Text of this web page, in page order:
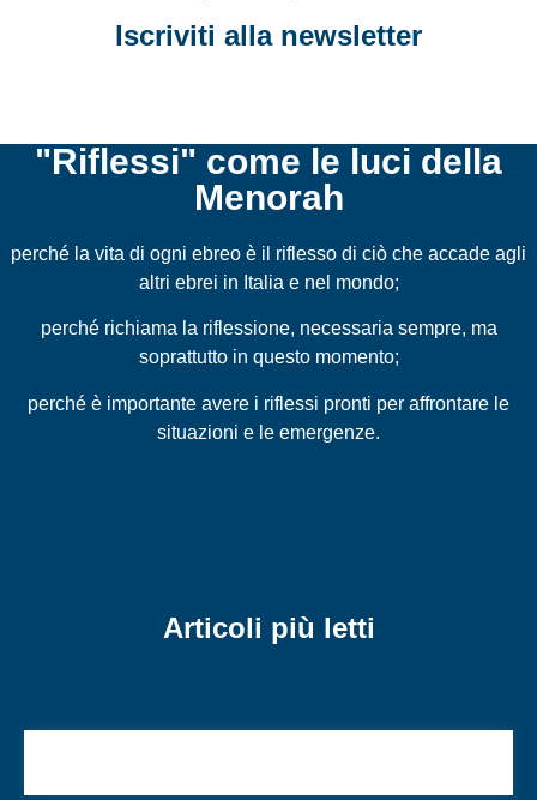
Iscriviti alla newsletter
"Riflessi" come le luci della
Menorah
perché la vita di ogni ebreo è il riflesso di ciò che accade agli
altri ebrei in Italia e nel mondo;
perché richiama la riflessione, necessaria sempre, ma
soprattutto in questo momento;
perché è importante avere i riflessi pronti per affrontare le
situazioni e le emergenze.
Articoli più letti